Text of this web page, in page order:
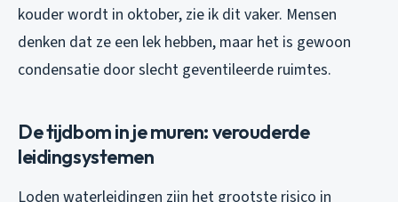
kouder wordt in oktober, zie ik dit vaker. Mensen
denken dat ze een lek hebben, maar het is gewoon
condensatie door slecht geventileerde ruimtes.
De tijdbom in je muren: verouderde
leidingsystemen
Loden waterleidingen zijn het grootste risico in